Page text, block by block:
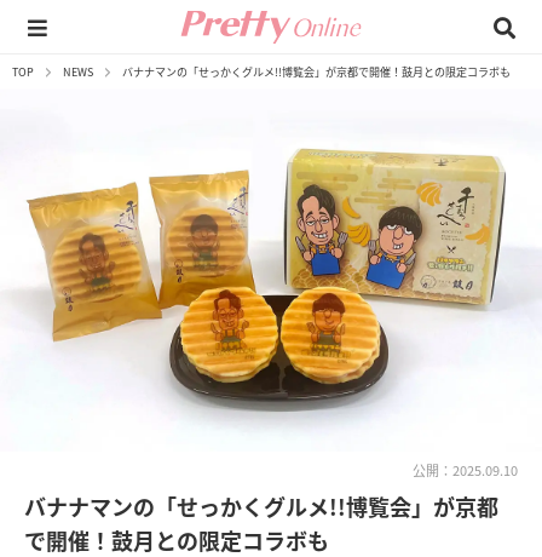
TOP NEWS バナナマンの「せっかくグルメ!!博覧会」が京都で開催！鼓月との限定コラボも
公開：2025.09.10
バナナマンの「せっかくグルメ!!博覧会」が京都
で開催！鼓月との限定コラボも